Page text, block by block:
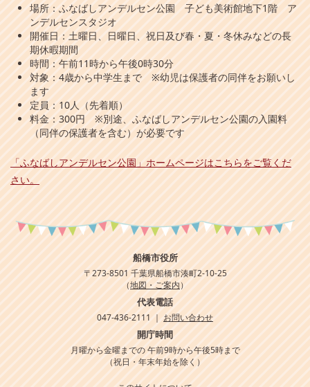
場所：ふなばしアンデルセン公園 子ども美術館地下1階 ア
ンデルセンスタジオ
開催日：土曜日、日曜日、祝日及び春・夏・冬休みなどの長
期休暇期間
時間：午前11時から午後0時30分
対象：4歳から中学生まで ※幼児は保護者の同伴をお願いし
ます
定員：10人（先着順）
料金：300円 ※別途、ふなばしアンデルセン公園の入園料
（同伴の保護者を含む）が必要です
「ふなばしアンデルセン公園」ホームページはこちらをご覧くだ
さい。
船橋市役所
〒273-8501 千葉県船橋市湊町2-10-25
（地図・ご案内）
代表電話
047-436-2111 ｜ お問い合わせ
開庁時間
月曜から金曜までの 午前9時から午後5時まで
（祝日・年末年始を除く）